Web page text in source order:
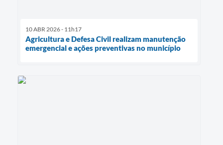
10 ABR 2026 - 11h17
Agricultura e Defesa Civil realizam manutenção
emergencial e ações preventivas no município